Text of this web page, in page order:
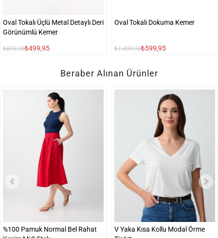
Oval Tokalı Üçlü Metal Detaylı Deri
Görünümlü Kemer
₺899,95₺499,95
Oval Tokalı Dokuma Kemer
₺1.499,95₺599,95
Beraber Alınan Ürünler
%100 Pamuk Normal Bel Rahat
V Yaka Kısa Kollu Modal Örme